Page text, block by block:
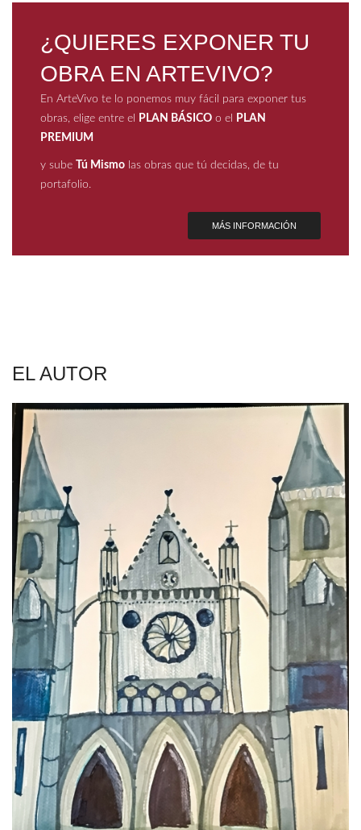
¿QUIERES EXPONER TU
OBRA EN ARTEVIVO?
En ArteVivo te lo ponemos muy fácil para exponer tus
obras, elige entre el
PLAN BÁSICO o el
PLAN
PREMIUM
y sube Tú Mismo las obras que tú decidas, de tu
portafolio.
MÁS INFORMACIÓN
EL AUTOR